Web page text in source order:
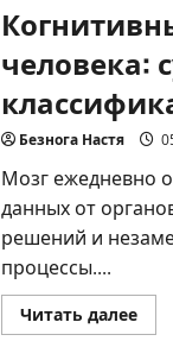
человека:
Безнога Настя
Мозг ежедневно
данных от
решений и
процессы....
Читать далее